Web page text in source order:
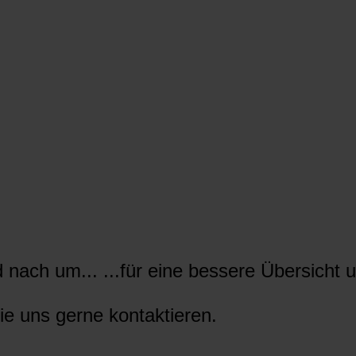
um... ...für eine bessere Übersicht
uns gerne kontaktieren.